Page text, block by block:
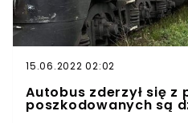
15.06.2022 02:02
Autobus zderzył się z
poszkodowanych są